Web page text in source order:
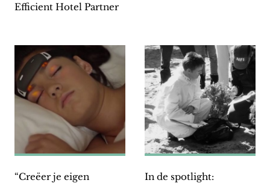
Efficient Hotel Partner
“Creëer je eigen
In de spotlight: